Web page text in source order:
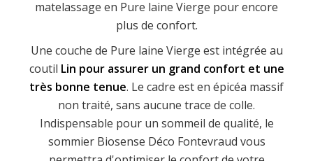
matelassage en Pure laine Vierge pour encore
plus de confort.
Une couche de Pure laine Vierge est intégrée au
coutil Lin pour assurer un grand confort et une
très bonne tenue. Le cadre est en épicéa massif
non traité, sans aucune trace de colle.
Indispensable pour un sommeil de qualité, le
sommier Biosense Déco Fontevraud vous